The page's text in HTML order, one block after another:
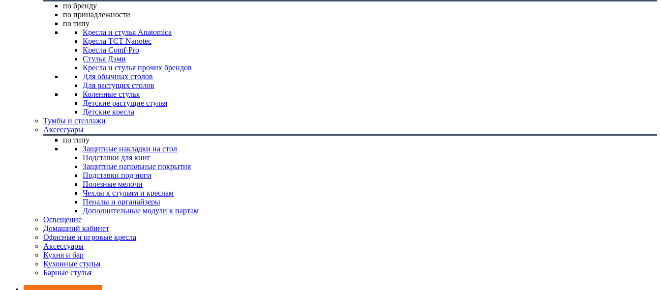
по бренду
по принадлежности
по типу
Кресла и стулья Anatomica
Кресла TCT Nanotec
Кресла Comf-Pro
Стулья Дэми
Кресла и стулья прочих брендов
Для обычных столов
Для растущих столов
Коленные стулья
Детские растущие стулья
Детские кресла
Тумбы и стеллажи
Аксессуары
по типу
Защитные накладки на стол
Подставки для книг
Защитные напольные покрытия
Подставки под ноги
Полезные мелочи
Чехлы к стульям и креслам
Пеналы и органайзеры
Дополнительные модули к партам
Освещение
Домашний кабинет
Офисные и игровые кресла
Аксессуары
Кухня и бар
Кухонные стулья
Барные стулья